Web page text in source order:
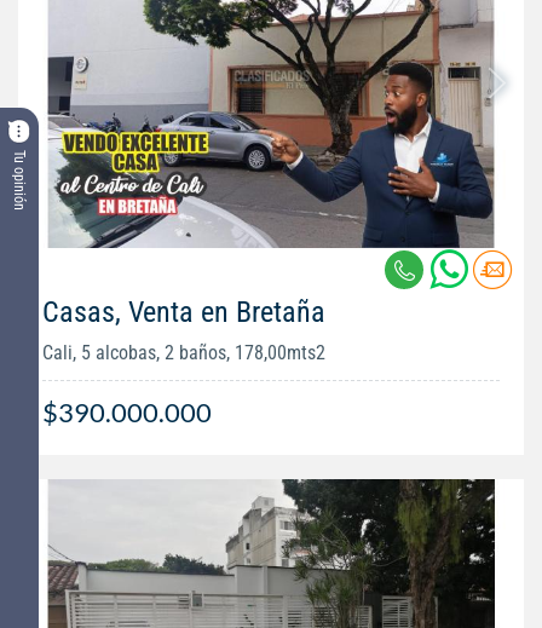
Tu opinión
Casas, Venta en Bretaña
Cali, 5 alcobas, 2 baños, 178,00mts2
$390.000.000